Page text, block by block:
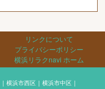
リンクについて
プライバシーポリシー
横浜リラクnavi ホーム
横浜市西区
横浜市中区